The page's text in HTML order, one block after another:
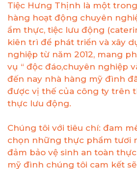
Tiệc Hưng Thịnh là một
hàng hoạt động chuyên
ẩm thực, tiệc lưu động
kiên trì để phát triển và xây
nghiệp từ năm 2012, mang
vụ “ độc đáo,chuyên nghiệp
đến nay nhà hàng mỹ đình
được vị thế của công ty trên
thực lưu động.
Chúng tôi với tiêu chí: đam
chọn những thực phẩm tươi
đảm bảo vệ sinh an toàn
mỹ đình chúng tôi cam kết